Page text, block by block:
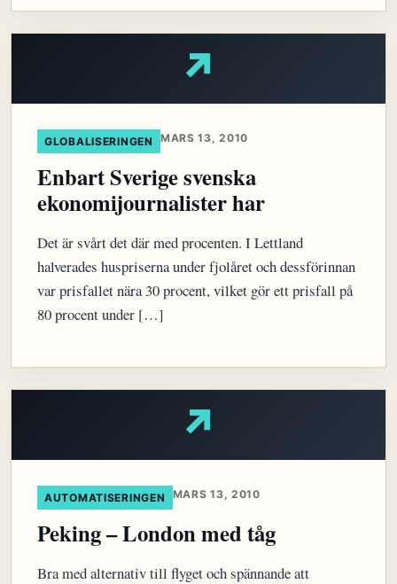
↗
GLOBALISERINGEN MARS 13, 2010
Enbart Sverige svenska
ekonomijournalister har
Det är svårt det där med procenten. I Lettland
halverades huspriserna under fjolåret och dessförinnan
var prisfallet nära 30 procent, vilket gör ett prisfall på
80 procent under […]
↗
AUTOMATISERINGEN MARS 13, 2010
Peking – London med tåg
Bra med alternativ till flyget och spännande att